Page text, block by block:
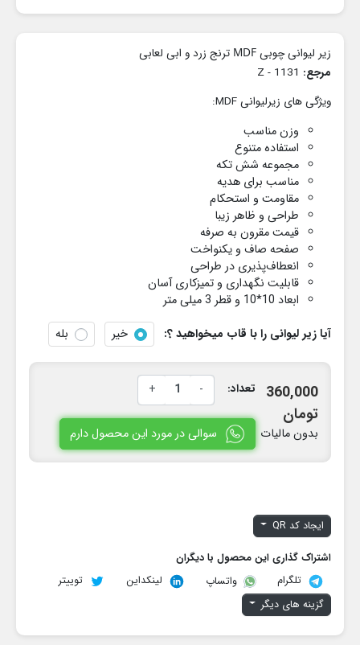
زیر لیوانی چوبی MDF ترنج زرد و ابی لعابی
مرجع:
ویژگی های زیرلیوانی MDF:
وزن مناسب
استفاده متنوع
مجموعه شش تکه
مناسب برای هدیه
مقاومت و استحکام
طراحی و ظاهر زیبا
قیمت مقرون به صرفه
صفحه صاف و یکنواخت
انعطاف‌پذیری در طراحی
قابلیت نگهداری و تمیزکاری آسان
ابعاد 10*10 و قطر 3 میلی متر
آیا زیر لیوانی را با قاب میخواهید ؟:
خیر بله
360,000
تومان
بدون مالیات
تعداد: -
+
سوالی در مورد این محصول دارم
ایجاد کد QR
اشتراک گذاری این محصول با دیگران
تلگرام
واتساپ لینکداین
توییتر
گزینه های دیگر